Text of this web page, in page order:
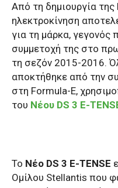
Από τη δημιουργία της
ηλεκτροκίνηση
για τη μάρκα, γεγονός
συμμετοχή της στο
τη σεζόν 2015-2016.
αποκτήθηκε από την
στη Formula-E,
του Nέου DS 3 E-
Το Νέο DS 3 E-TENSE
Ομίλου Stellantis που